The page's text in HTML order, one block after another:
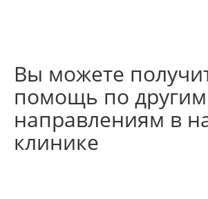
Вы можете
помощь по другим
направлениям в
клинике